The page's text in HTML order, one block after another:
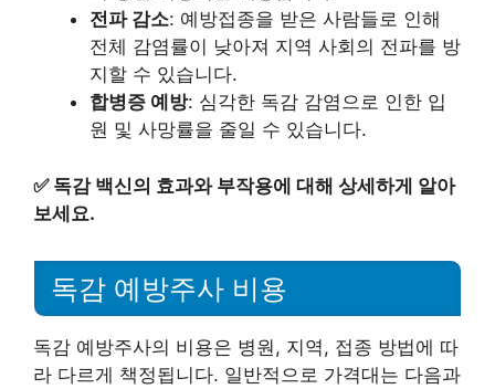
전파 감소: 예방접종을 받은 사람들로 인해
전체 감염률이 낮아져 지역 사회의 전파를 방
지할 수 있습니다.
합병증 예방: 심각한 독감 감염으로 인한 입
원 및 사망률을 줄일 수 있습니다.
✅ 독감 백신의 효과와 부작용에 대해 상세하게 알아
보세요.
독감 예방주사 비용
독감 예방주사의 비용은 병원, 지역, 접종 방법에 따
라 다르게 책정됩니다. 일반적으로 가격대는 다음과